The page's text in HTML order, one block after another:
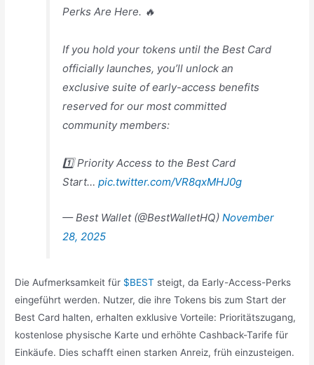
Perks Are Here. 🔥
If you hold your tokens until the Best Card
officially launches, you’ll unlock an
exclusive suite of early-access benefits
reserved for our most committed
community members:
1️⃣ Priority Access to the Best Card
Start…pic.twitter.com/VR8qxMHJ0g
— Best Wallet (@BestWalletHQ)November
28, 2025
Die Aufmerksamkeit für $BEST steigt, da Early-Access-Perks
eingeführt werden. Nutzer, die ihre Tokens bis zum Start der
Best Card halten, erhalten exklusive Vorteile: Prioritätszugang,
kostenlose physische Karte und erhöhte Cashback-Tarife für
Einkäufe. Dies schafft einen starken Anreiz, früh einzusteigen.